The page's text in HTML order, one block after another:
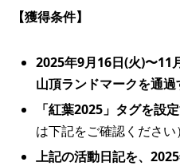
【獲得条件】
2025年9月16日(火)〜11
山頂ランドマークを通過
「紅葉2025」タグを設
は下記をご確認ください）
上記の活動日記を、